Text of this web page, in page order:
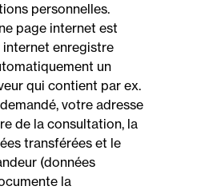
personnelles.
page internet est
internet enregistre
un
qui contient par ex.
votre adresse
de la consultation, la
transférées et le
(données
la